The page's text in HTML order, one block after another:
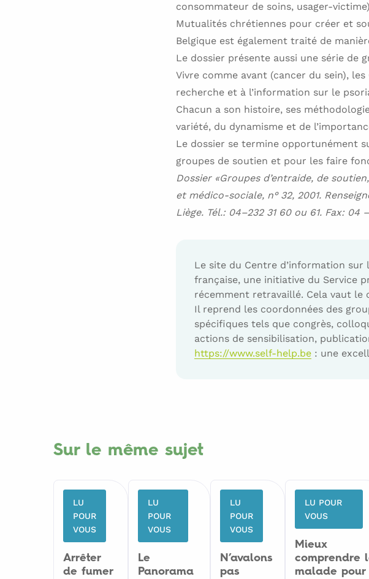
consommateur de soins, usager-
Mutualités chrétiennes pour créer et
Belgique est également traité de
Le dossier présente aussi une série de
Vivre comme avant (cancer du sein),
recherche et à l’information sur le
Chacun a son histoire, ses
variété, du dynamisme et de
Le dossier se termine opportunément
groupes de soutien et pour les faire
Dossier «Groupes d’entraide, de
et médico-sociale, n° 32, 2001.
Liège. Tél.: 04–232 31 60 ou 61. Fax:
Le site du Centre d’information sur
française, une initiative du Service
récemment retravaillé. Cela vaut le
Il reprend les coordonnées des
spécifiques tels que congrès,
actions de sensibilisation,
https://www.self-help.be : une
Sur le même sujet
LU
POUR
VOUS
Arrêter
de fumer
LU
POUR
VOUS
Le
Panorama
LU
POUR
VOUS
N’avalons
pas
LU POUR
VOUS
Mieux
comprendre
malade pour